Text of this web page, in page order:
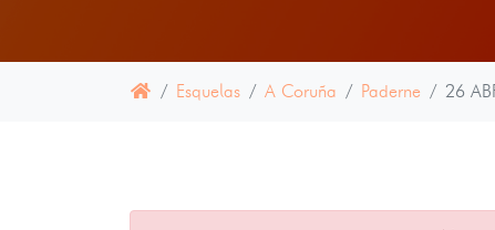
Esquelas A Coruña Paderne 26